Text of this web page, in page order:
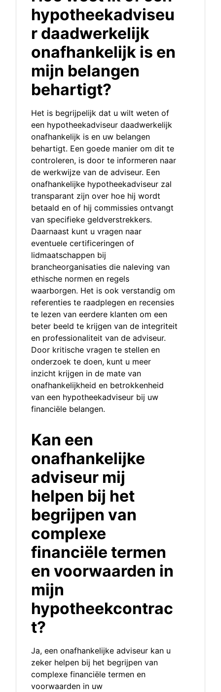
hypotheekadviseu
r daadwerkelijk
onafhankelijk is en
mijn belangen
behartigt?
Het is begrijpelijk dat u wilt weten of
een hypotheekadviseur daadwerkelijk
onafhankelijk is en uw belangen
behartigt. Een goede manier om dit te
controleren, is door te informeren naar
de werkwijze van de adviseur. Een
onafhankelijke hypotheekadviseur zal
transparant zijn over hoe hij wordt
betaald en of hij commissies ontvangt
van specifieke geldverstrekkers.
Daarnaast kunt u vragen naar
eventuele certificeringen of
lidmaatschappen bij
brancheorganisaties die naleving van
ethische normen en regels
waarborgen. Het is ook verstandig om
referenties te raadplegen en recensies
te lezen van eerdere klanten om een
beter beeld te krijgen van de integriteit
en professionaliteit van de adviseur.
Door kritische vragen te stellen en
onderzoek te doen, kunt u meer
inzicht krijgen in de mate van
onafhankelijkheid en betrokkenheid
van een hypotheekadviseur bij uw
financiële belangen.
Kan een
onafhankelijke
adviseur mij
helpen bij het
begrijpen van
complexe
financiële termen
en voorwaarden in
mijn
hypotheekcontrac
t?
Ja, een onafhankelijke adviseur kan u
zeker helpen bij het begrijpen van
complexe financiële termen en
voorwaarden in uw